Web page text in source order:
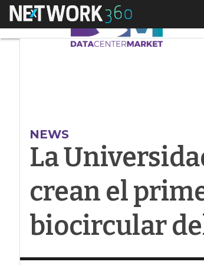
Menú La
NEWS
La
crean el
biocircular